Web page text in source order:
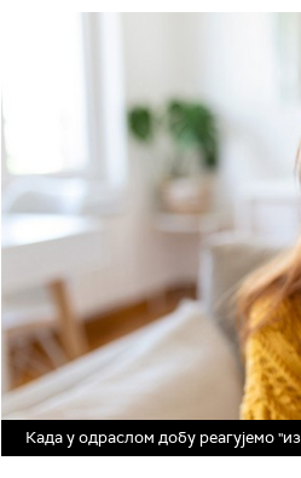
Када у одраслом добу реагујемо